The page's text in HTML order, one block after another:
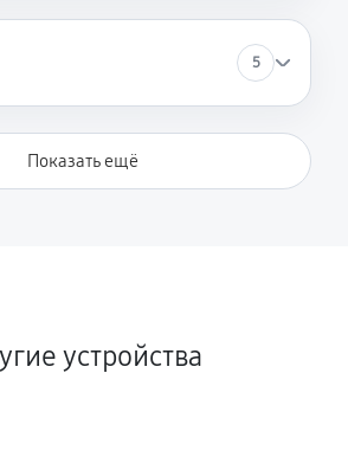
5
Показать ещё
устройства